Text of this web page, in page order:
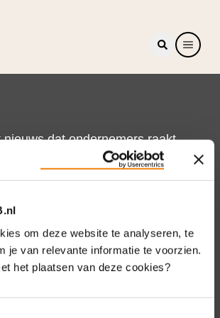
om deze website te analyseren, te
je van relevante informatie te voorzien.
het plaatsen van deze cookies?
nieuws dat ondernemers raakt.
voor de MKB-Nederland